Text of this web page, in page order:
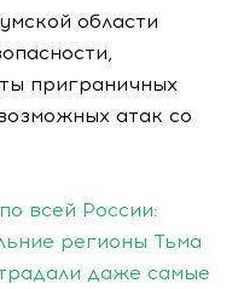
области
приграничных
атак со
всей России:
регионы Тьма
даже самые